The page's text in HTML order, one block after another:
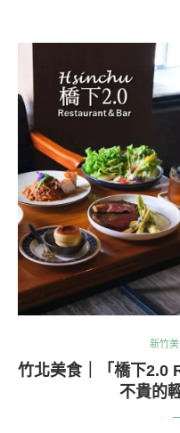
新竹
竹北美食｜「橋下2.0
不貴的